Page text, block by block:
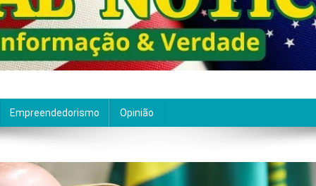
Empreendedorismo Opinião